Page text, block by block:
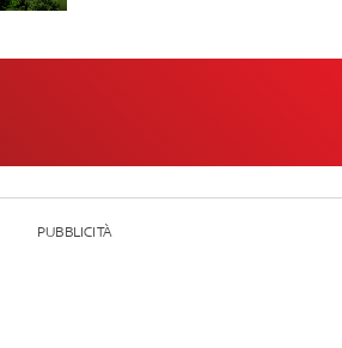
PUBBLICITÀ